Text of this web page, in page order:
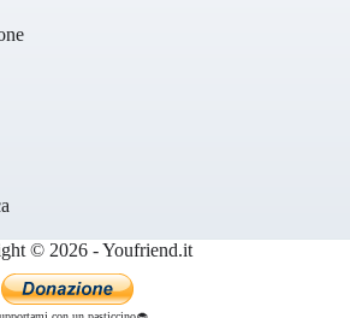
© 2026 - Youfriend.it